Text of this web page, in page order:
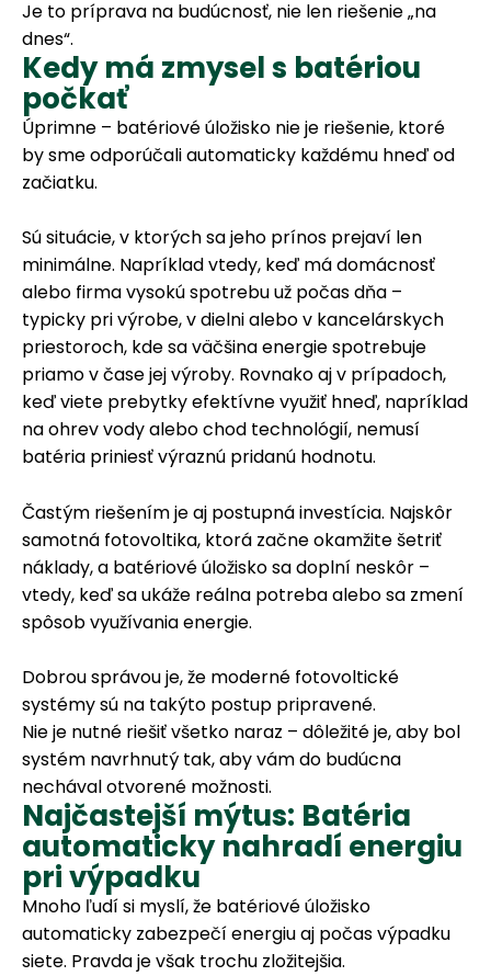
Je to príprava na budúcnosť, nie len riešenie „na
dnes“.
Kedy má zmysel s batériou
počkať
Úprimne – batériové úložisko nie je riešenie, ktoré
by sme odporúčali automaticky každému hneď od
začiatku.
Sú situácie, v ktorých sa jeho prínos prejaví len
minimálne. Napríklad vtedy, keď má domácnosť
alebo firma vysokú spotrebu už počas dňa –
typicky pri výrobe, v dielni alebo v kancelárskych
priestoroch, kde sa väčšina energie spotrebuje
priamo v čase jej výroby. Rovnako aj v prípadoch,
keď viete prebytky efektívne využiť hneď, napríklad
na ohrev vody alebo chod technológií, nemusí
batéria priniesť výraznú pridanú hodnotu.
Častým riešením je aj postupná investícia. Najskôr
samotná fotovoltika, ktorá začne okamžite šetriť
náklady, a batériové úložisko sa doplní neskôr –
vtedy, keď sa ukáže reálna potreba alebo sa zmení
spôsob využívania energie.
Dobrou správou je, že moderné fotovoltické
systémy sú na takýto postup pripravené.
Nie je nutné riešiť všetko naraz – dôležité je, aby bol
systém navrhnutý tak, aby vám do budúcna
nechával otvorené možnosti.
Najčastejší mýtus: Batéria
automaticky nahradí energiu
pri výpadku
Mnoho ľudí si myslí, že batériové úložisko
automaticky zabezpečí energiu aj počas výpadku
siete. Pravda je však trochu zložitejšia.